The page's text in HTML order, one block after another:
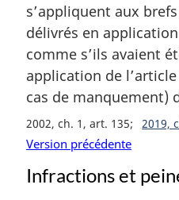
r
g
i
n
a
e
:
s’appliquent aux
délivrés en
comme s’ils avaient
application de
cas de manquement)
2002, ch. 1, art. 135 2019,
Version précédente
Infractions et